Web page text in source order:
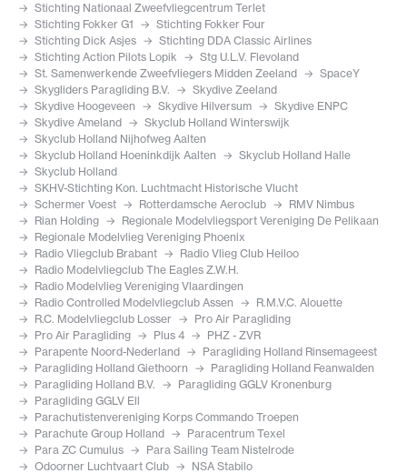
Stichting Nationaal Zweefvliegcentrum Terlet
Stichting Fokker G1
Stichting Fokker Four
Stichting Dick Asjes
Stichting DDA Classic Airlines
Stichting Action Pilots Lopik
Stg U.L.V. Flevoland
St. Samenwerkende Zweefvliegers Midden Zeeland
SpaceY
Skygliders Paragliding B.V.
Skydive Zeeland
Skydive Hoogeveen
Skydive Hilversum
Skydive ENPC
Skydive Ameland
Skyclub Holland Winterswijk
Skyclub Holland Nijhofweg Aalten
Skyclub Holland Hoeninkdijk Aalten
Skyclub Holland Halle
Skyclub Holland
SKHV-Stichting Kon. Luchtmacht Historische Vlucht
Schermer Voest
Rotterdamsche Aeroclub
RMV Nimbus
Rian Holding
Regionale Modelvliegsport Vereniging De Pelikaan
Regionale Modelvlieg Vereniging Phoenix
Radio Vliegclub Brabant
Radio Vlieg Club Heiloo
Radio Modelvliegclub The Eagles Z.W.H.
Radio Modelvlieg Vereniging Vlaardingen
Radio Controlled Modelvliegclub Assen
R.M.V.C. Alouette
R.C. Modelvliegclub Losser
Pro Air Paragliding
Pro Air Paragliding
Plus 4
PHZ - ZVR
Parapente Noord-Nederland
Paragliding Holland Rinsemageest
Paragliding Holland Giethoorn
Paragliding Holland Feanwalden
Paragliding Holland B.V.
Paragliding GGLV Kronenburg
Paragliding GGLV Ell
Parachutistenvereniging Korps Commando Troepen
Parachute Group Holland
Paracentrum Texel
Para ZC Cumulus
Para Sailing Team Nistelrode
Odoorner Luchtvaart Club
NSA Stabilo